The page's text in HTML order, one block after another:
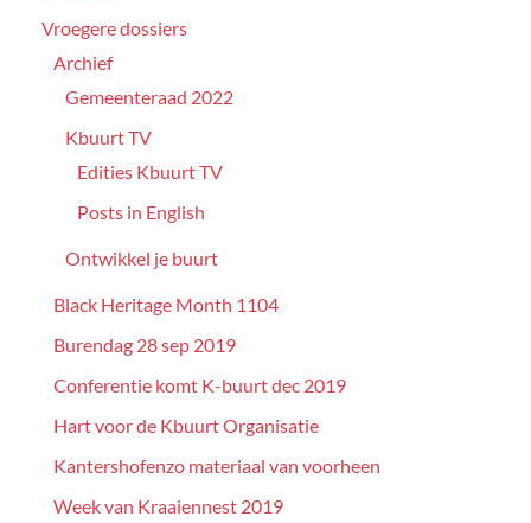
Vroegere dossiers
Archief
Gemeenteraad 2022
Kbuurt TV
Edities Kbuurt TV
Posts in English
Ontwikkel je buurt
Black Heritage Month 1104
Burendag 28 sep 2019
Conferentie komt K-buurt dec 2019
Hart voor de Kbuurt Organisatie
Kantershofenzo materiaal van voorheen
Week van Kraaiennest 2019